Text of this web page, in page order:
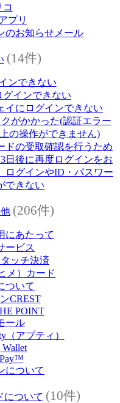
コ
プリ
のお知らせメール
(14件)
ンできない
グインできない
イにログインできない
がかかった(認証エラー
の操作ができません)
ドの受取確認を行うため
日後に再度ログインをお
ログインやID・パスワー
できない
(206件)
にあたって
ービス
ッチ決済
メ）カード
ついて
CREST
POINT
ール
（アプティ）
Wallet
について
について (10件)